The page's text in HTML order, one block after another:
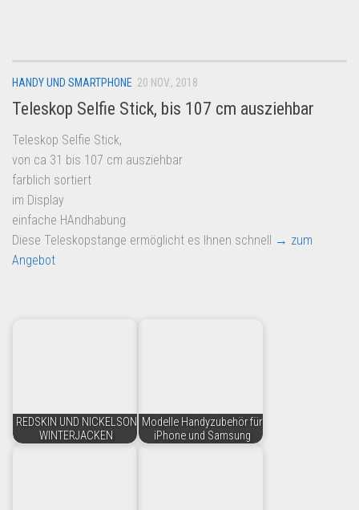
Amazon
Aldi
Lidl
Kostenlos verkaufen
Anmelden
Kostenlos Registrieren
Newsletter
HANDY UND SMARTPHONE 20 NOV., 2018
Teleskop Selfie Stick, bis 107 cm ausziehbar
Teleskop Selfie Stick,
von ca 31 bis 107 cm ausziehbar
farblich sortiert
im Display
einfache HAndhabung
Diese Teleskopstange ermöglicht es Ihnen schnell → zum
Angebot
REDSKIN UND NICKELSON
WINTERJACKEN
Modelle Handyzubehör für
iPhone und Samsung